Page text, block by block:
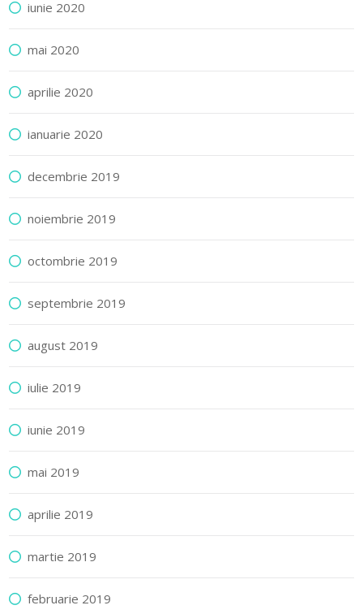
iunie 2020
mai 2020
aprilie 2020
ianuarie 2020
decembrie 2019
noiembrie 2019
octombrie 2019
septembrie 2019
august 2019
iulie 2019
iunie 2019
mai 2019
aprilie 2019
martie 2019
februarie 2019